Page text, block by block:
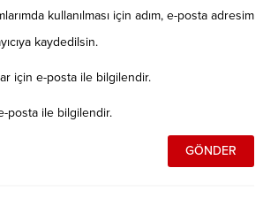
kullanılması için adım, e-posta adresim
kaydedilsin.
için e-posta ile bilgilendir.
posta ile bilgilendir.